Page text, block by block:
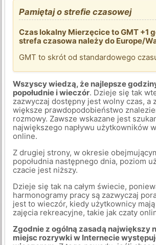
Pamiętaj o strefie czasowej
Czas lokalny Mierzęcice to GMT +1
strefa czasowa należy do Europe/
GMT to skrót od standardowego
Wszyscy wiedzą, że najlepsze
popołudnie i wieczór. Dzieje się tak
zazwyczaj dostępny jest wolny czas, a
większe prawdopodobieństwo
rozmowy. Zawsze wskazane jest
największego napływu użytkowników
online.
Z drugiej strony, w okresie
popołudnia następnego dnia, poziom
czacie jest niższy.
Dzieje się tak na całym świecie,
harmonogramy pracy są zazwyczaj
jest to wieczór, kiedy użytkownicy
zajęcia rekreacyjne, takie jak czaty
Zgodnie z ogólną zasadą największy
miejsc rozrywki w Internecie